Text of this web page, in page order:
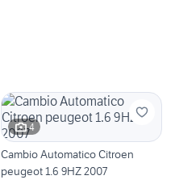
4
Cambio Automatico Citroen
peugeot 1.6 9HZ 2007